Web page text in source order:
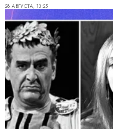
28 АВГУСТА, 13:25